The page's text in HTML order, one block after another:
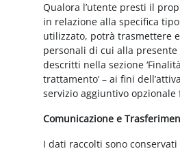
Qualora l’utente presti il
in relazione alla specifica
utilizzato, potrà trasmettere
personali di cui alla
descritti nella sezione
trattamento’ – ai fini
servizio aggiuntivo
Comunicazione e
I dati raccolti sono